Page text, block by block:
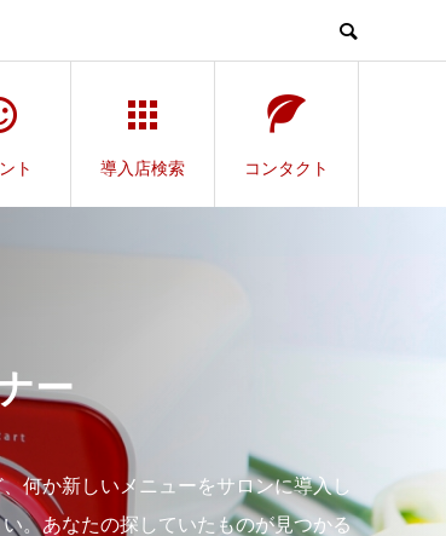
ト 導入店検索 コンタクト
ー
何か新しいメニューをサロンに導入し
。あなたの探していたものが見つかる